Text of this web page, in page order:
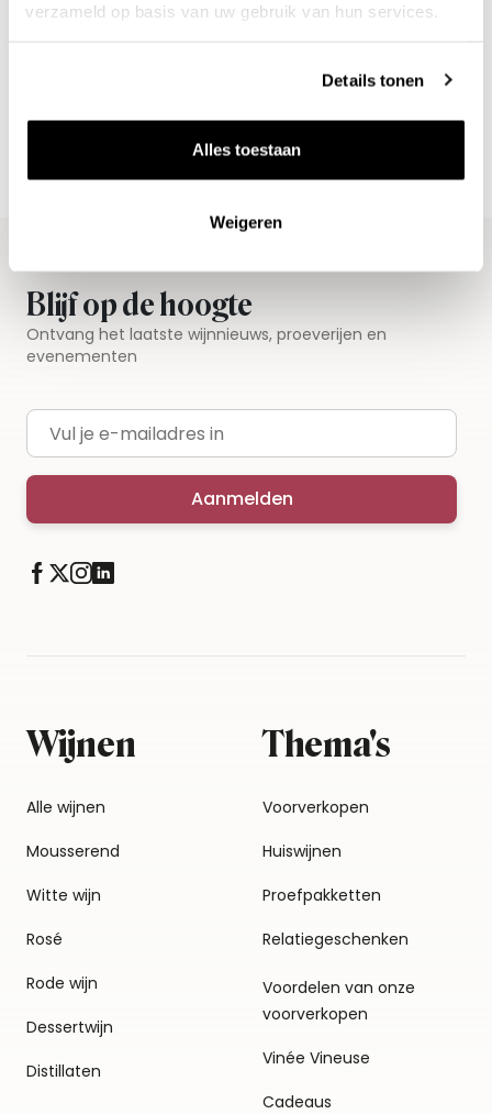
verzameld op basis van uw gebruik van hun services.
Details tonen
Alles toestaan
Weigeren
Nieuws & inspiratie in Vineé Vineuse
Blijf op de hoogte
Ontvang het laatste wijnnieuws, proeverijen en
evenementen
E-mailadres
Aanmelden
Wijnen
Alle wijnen
Mousserend
Witte wijn
Rosé
Rode wijn
Dessertwijn
Distillaten
Thema's
Voorverkopen
Huiswijnen
Proefpakketten
Relatiegeschenken
Voordelen van onze
voorverkopen
Vinée Vineuse
Cadeaus